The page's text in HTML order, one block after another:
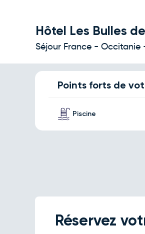
Hôtel Les Bulles
Séjour France -
Points forts de
Piscine
Réservez